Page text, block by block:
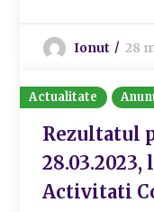
Ionut 28
Actualitate
Rezultatul
Activitati